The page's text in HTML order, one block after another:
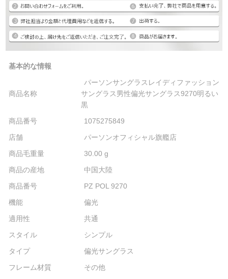
基本的な情報
商品名称
パーソンサングラスレイディファッション
サングラス男性偏光サングラス9270明るい
黒
商品番号
1075275849
店舗
パーソンオフィシャル旗艦店
商品毛重量
30.00 g
商品の産地
中国大陸
商品番号
PZ POL 9270
機能
偏光
適用性
共通
スタイル
シンプル
タイプ
偏光サングラス
フレーム材質
その他